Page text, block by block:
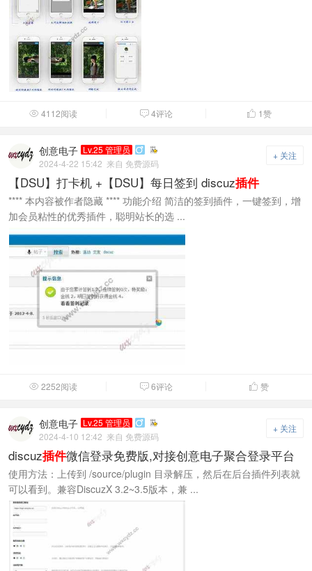
 4112阅读  4评论  1赞
+ 关注
创意电子 Lv.25 管理员 
2024-4-22 15:42 来自 免费源码
【DSU】打卡机 +【DSU】每日签到 discuz插件
**** 本内容被作者隐藏 **** 功能介绍 简洁的签到插件，一键签到，增
加会员粘性的优秀插件，聪明站长的选 ...
 2252阅读  6评论  赞
+ 关注
创意电子 Lv.25 管理员 
2024-4-10 12:42 来自 免费源码
discuz插件微信登录免费版,对接创意电子聚合登录平台
使用方法：上传到 /source/plugin 目录解压，然后在后台插件列表就
可以看到。兼容DiscuzX 3.2~3.5版本，兼 ...